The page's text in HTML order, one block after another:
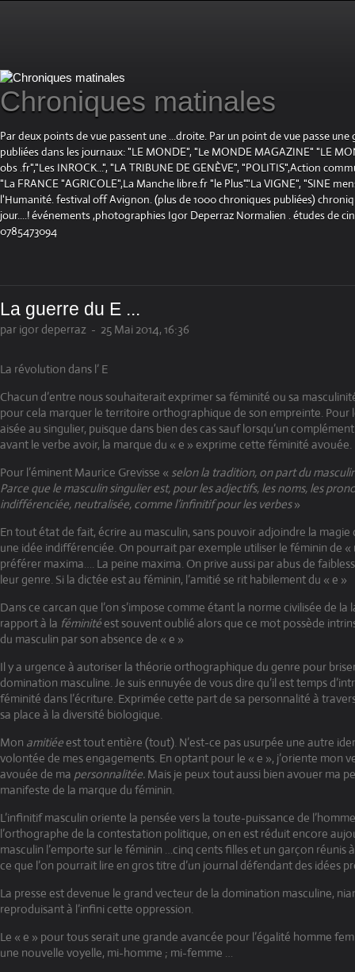
Chroniques matinales
Par deux points de vue passent une ...droite. Par un point de vue passe
publiées dans les journaux: "LE MONDE", "Le MONDE MAGAZINE" "LE
obs .fr","Les INROCK...", "LA TRIBUNE DE GENÈVE", "POLITIS",Action
"La FRANCE "AGRICOLE",La Manche libre.fr "le Plus"."La VIGNE", "SINE
l'Humanité. festival off Avignon. (plus de 1000 chroniques publiées)
jour....! événements ,photographies Igor Deperraz Normalien . études de
0785473094
La guerre du E ...
par igor deperraz - 25 Mai 2014, 16:36
La révolution dans l’ E
Chacun d’entre nous souhaiterait exprimer sa féminité ou sa
pour cela marquer le territoire orthographique de son empreinte. Pour
aisée au singulier, puisque dans bien des cas sauf lorsqu’un
avant le verbe avoir, la marque du « e » exprime cette féminité avouée.
Pour l’éminent Maurice Grevisse « selon la tradition, on part du
Parce que le masculin singulier est, pour les adjectifs, les noms, les
indifférenciée, neutralisée, comme l’infinitif pour les verbes»
En tout état de fait, écrire au masculin, sans pouvoir adjoindre la magie
une idée indifférenciée. On pourrait par exemple utiliser le féminin de
préférer maxima…. La peine maxima. On prive aussi par abus de
leur genre. Si la dictée est au féminin, l’amitié se rit habilement du « e »
Dans ce carcan que l’on s’impose comme étant la norme civilisée de la
rapport à la féminitéest souvent oublié alors que ce mot possède
du masculin par son absence de « e »
Il y a urgence à autoriser la théorie orthographique du genre pour
domination masculine. Je suis ennuyée de vous dire qu’il est temps
féminité dans l’écriture. Exprimée cette part de sa personnalité à
sa place à la diversité biologique.
Mon amitiéeest tout entière (tout). N’est-ce pas usurpée une autre
volontée de mes engagements. En optant pour le « e », j’oriente mon
avouée de ma personnalitée. Mais je peux tout aussi bien avouer ma
manifeste de la marque du féminin.
L’infinitif masculin oriente la pensée vers la toute-puissance de
l’orthographe de la contestation politique, on en est réduit encore
masculin l’emporte sur le féminin …cinq cents filles et un garçon réunis
ce que l’on pourrait lire en gros titre d’un journal défendant des idées
La presse est devenue le grand vecteur de la domination masculine,
reproduisant à l’infini cette oppression.
Le « e » pour tous serait une grande avancée pour l’égalité homme
une nouvelle voyelle, mi-homme ; mi-femme …